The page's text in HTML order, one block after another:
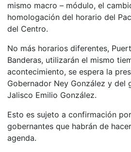
mismo macro – módulo, el
homologación del horario del
del Centro.
No más horarios diferentes,
Banderas, utilizarán el mismo
acontecimiento, se espera la
Gobernador Ney González y del
Jalisco Emilio González.
Esto es sujeto a confirmación
gobernantes que habrán de
agenda.